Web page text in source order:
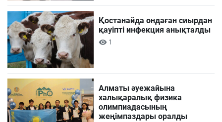
Қостанайда ондаған сиырдан
қауіпті инфекция анықталды
1
Алматы әуежайына
халықаралық физика
олимпиадасының
жеңімпаздары оралды